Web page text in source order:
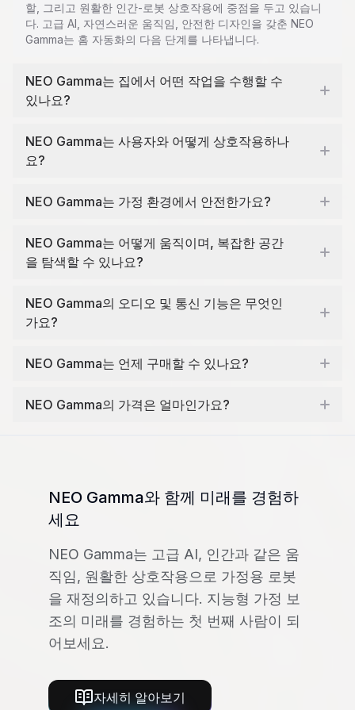
할, 그리고 원활한 인간-로봇 상호작용에 중점을 두고 있습니
다. 고급 AI, 자연스러운 움직임, 안전한 디자인을 갖춘 NEO
Gamma는 홈 자동화의 다음 단계를 나타냅니다.
NEO Gamma는 집에서 어떤 작업을 수행할 수
있나요?
NEO Gamma는 사용자와 어떻게 상호작용하나
요?
NEO Gamma는 가정 환경에서 안전한가요?
NEO Gamma는 어떻게 움직이며, 복잡한 공간
을 탐색할 수 있나요?
NEO Gamma의 오디오 및 통신 기능은 무엇인
가요?
NEO Gamma는 언제 구매할 수 있나요?
NEO Gamma의 가격은 얼마인가요?
NEO Gamma와 함께 미래를 경험하
세요
NEO Gamma는 고급 AI, 인간과 같은 움
직임, 원활한 상호작용으로 가정용 로봇
을 재정의하고 있습니다. 지능형 가정 보
조의 미래를 경험하는 첫 번째 사람이 되
어보세요.
자세히 알아보기